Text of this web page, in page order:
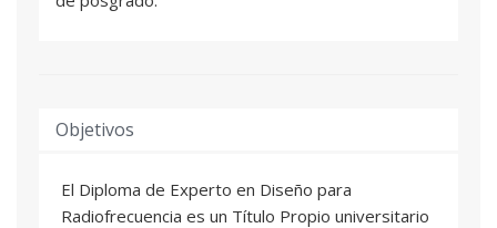
Objetivos
El Diploma de Experto en Diseño para
Radiofrecuencia es un Título Propio universitario